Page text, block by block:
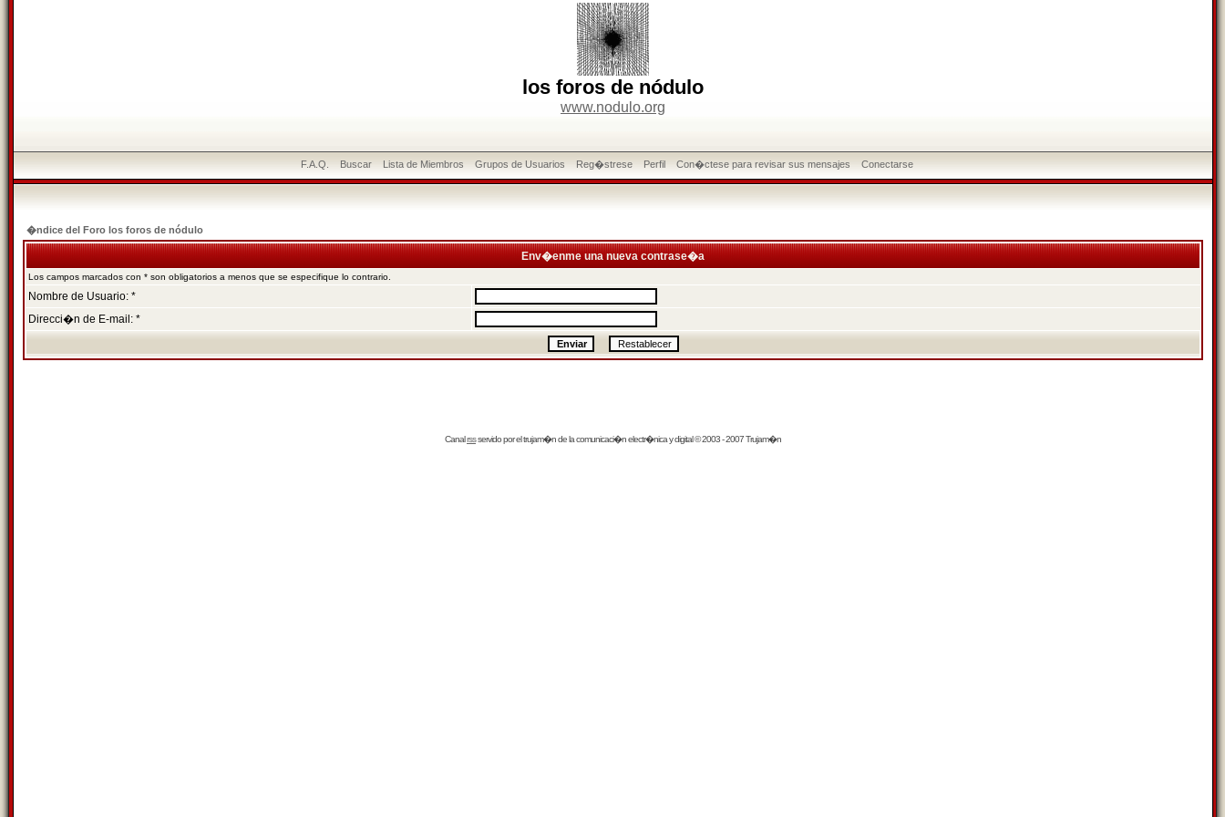
los foros de nódulo
www.nodulo.org
F.A.Q. Buscar Lista de Miembros Grupos de Usuarios Reg�strese Perfil Con�ctese para revisar sus mensajes Conectarse
�ndice del Foro los foros de nódulo
Env�enme una nueva contrase�a
Los campos marcados con * son obligatorios a menos que se especifique lo contrario.
Nombre de Usuario: *
Direcci�n de E-mail: *
Canalrssservido por eltrujam�nde la comunicaci�n electr�nica y digital © 2003 - 2007 Trujam�n